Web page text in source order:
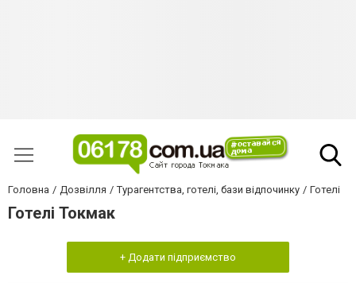
Головна Дозвілля Турагентства, готелі, бази відпочинку Готелі
Готелі Токмак
+ Додати підприємство